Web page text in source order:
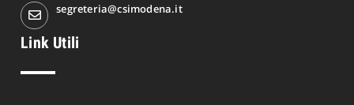
segreteria@csimodena.it
Link Utili